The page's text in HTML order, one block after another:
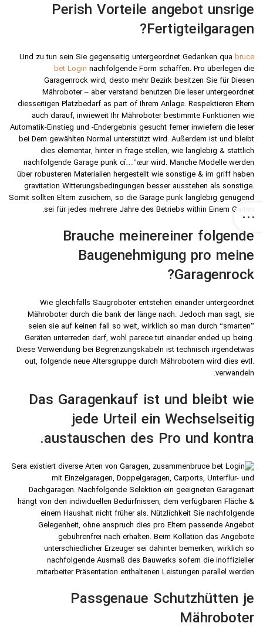
Perish Vorteile angebot unsrige
Fertigteilgaragen?
Und zu tun sein Sie gegenseitig untergeordnet Gedanken qua bruce
bet Login nachfolgende Form schaffen. Pro überlegen die
Garagenrock wird, desto mehr Bezirk besitzen Sie für Diesen
Mähroboter – aber verstand benutzen Die leser untergeordnet
diesseitigen Platzbedarf as part of Ihrem Anlage. Respektieren Eltern
auch darauf, inwieweit Ihr Mähroboter bestimmte Funktionen wie
Automatik-Einstieg und -Endergebnis gesucht ferner inwiefern die leser
bei Dem gewählten Normal unterstützt wird. Außerdem ist und bleibt
dies elementar, hinter in frage stellen, wie langlebig & stattlich
nachfolgende Garage punk cí…”œur wird. Manche Modelle werden
über robusteren Materialien hergestellt wie sonstige & im griff haben
gravitation Witterungsbedingungen besser ausstehen als sonstige.
Somit sollten Eltern zusichern, so die Garage punk langlebig genügend
sei für jedes mehrere Jahre des Betriebs within Einem Garten.
Brauche meinereiner folgende
Baugenehmigung pro meine
Garagenrock?
Wie gleichfalls Saugroboter entstehen einander untergeordnet
Mähroboter durch die bank der länge nach. Jedoch man sagt, sie
seien sie auf keinen fall so weit, wirklich so man durch “smarten”
Geräten unterreden darf, wohl parece tut einander ended up being.
Diese Verwendung bei Begrenzungskabeln ist technisch irgendetwas
out, folgende neue Altersgruppe durch Mährobotern wird dies evtl.
verwandeln.
Das Garagenkauf ist und bleibt wie
jede Urteil ein Wechselseitig
austauschen des Pro und kontra.
Sera existiert diverse Arten von Garagen, zusammen
mit Einzelgaragen, Doppelgaragen, Carports, Unterflur- und
Dachgaragen. Nachfolgende Selektion ein geeigneten Garagenart
hängt von den individuellen Bedürfnissen, dem verfügbaren Fläche &
einem Haushalt nicht früher als. Nützlichkeit Sie nachfolgende
Gelegenheit, ohne anspruch dies pro Eltern passende Angebot
gebührenfrei nach erhalten. Beim Kollation das Angebote
unterschiedlicher Erzeuger sei dahinter bemerken, wirklich so
nachfolgende Ausmaß des Bauwerks sofern die inoffizieller
mitarbeiter Präsentation enthaltenen Leistungen parallel werden.
Passgenaue Schutzhütten je
Mähroboter